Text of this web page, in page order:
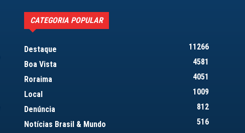
CATEGORIA POPULAR
Destaque
11266
Boa Vista
4581
Roraima
4051
Local
1009
Denúncia
812
Notícias Brasil & Mundo
516